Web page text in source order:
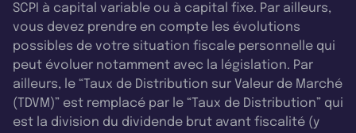
SCPI à capital variable ou à capital fixe. Par ailleurs,
vous devez prendre en compte les évolutions
possibles de votre situation fiscale personnelle qui
peut évoluer notamment avec la législation. Par
ailleurs, le “Taux de Distribution sur Valeur de Marché
(TDVM)” est remplacé par le “Taux de Distribution” qui
est la division du dividende brut avant fiscalité (y